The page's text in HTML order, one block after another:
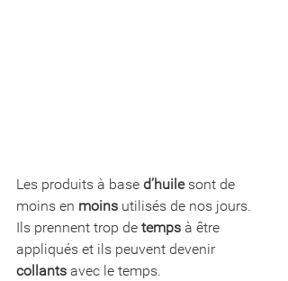
Les produits à base d’huile sont de
moins en moins utilisés de nos jours.
Ils prennent trop de temps à être
appliqués et ils peuvent devenir
collants avec le temps.